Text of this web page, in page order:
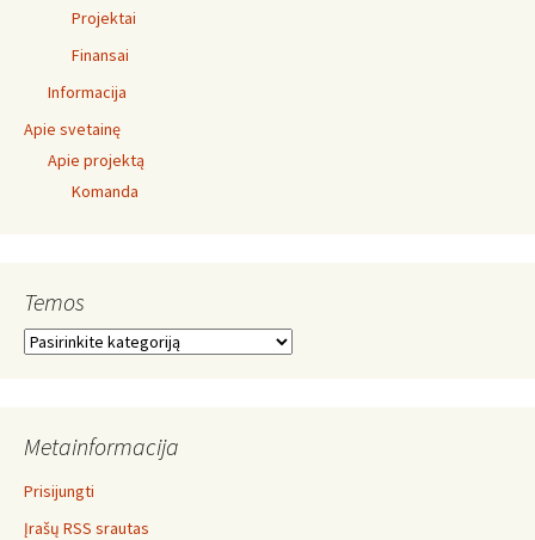
Projektai
Finansai
Informacija
Apie svetainę
Apie projektą
Komanda
Temos
Temos
Metainformacija
Prisijungti
Įrašų RSS srautas